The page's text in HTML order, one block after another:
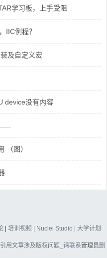
学习板，上手受阻
IIC例程？
及自定义宏
device没有内容
（图）
| 培训视频 | Nuclei Studio | 大学计划
用文章涉及版权问题_请联系管理员删